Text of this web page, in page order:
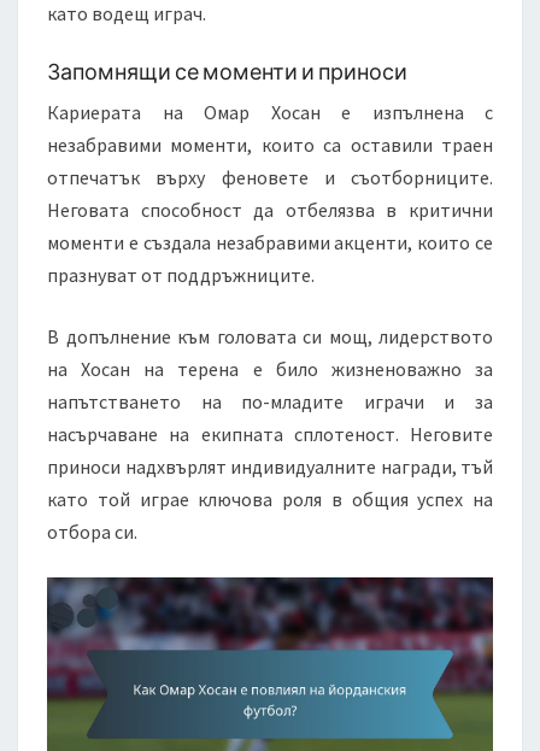
като водещ играч.
Запомнящи се моменти и приноси
Кариерата на Омар Хосан е изпълнена с
незабравими моменти, които са оставили траен
отпечатък върху феновете и съотборниците.
Неговата способност да отбелязва в критични
моменти е създала незабравими акценти, които се
празнуват от поддръжниците.
В допълнение към головата си мощ, лидерството
на Хосан на терена е било жизненоважно за
напътстването на по-младите играчи и за
насърчаване на екипната сплотеност. Неговите
приноси надхвърлят индивидуалните награди, тъй
като той играе ключова роля в общия успех на
отбора си.